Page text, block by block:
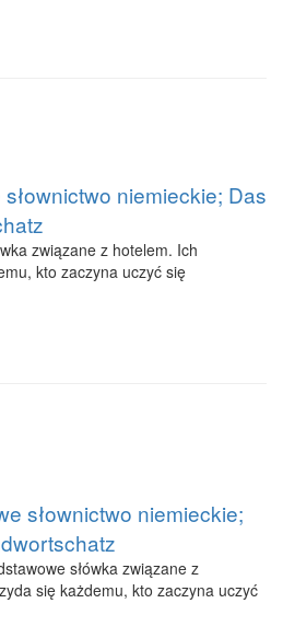
niemieckie; Das
związane z hotelem. Ich
kto zaczyna uczyć się
słownictwo niemieckie;
słówka związane z
się każdemu, kto zaczyna uczyć